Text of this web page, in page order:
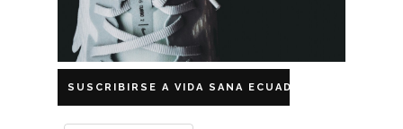
SUSCRIBIRSE A VIDA SANA ECUADOR